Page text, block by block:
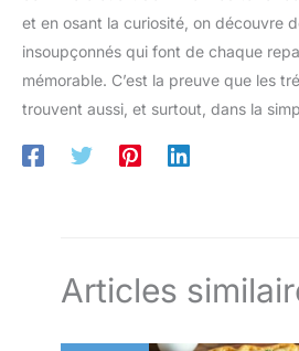
et en osant la curiosité, on découvre
insoupçonnés qui font de chaque
mémorable. C’est la preuve que les
trouvent aussi, et surtout, dans la
Articles